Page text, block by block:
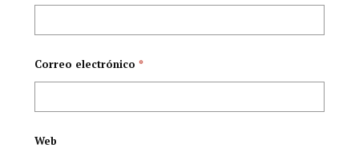
Correo electrónico *
Web